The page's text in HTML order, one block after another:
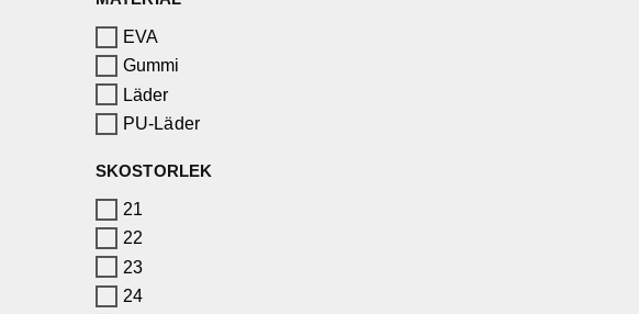
EVA
Gummi
Läder
PU-Läder
SKOSTORLEK
21
22
23
24